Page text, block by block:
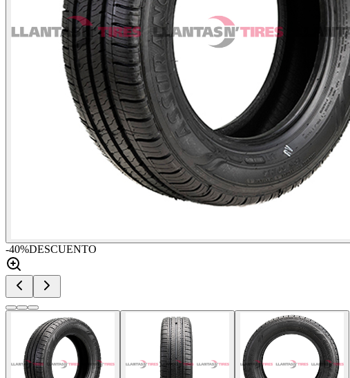
-40%DESCUENTO